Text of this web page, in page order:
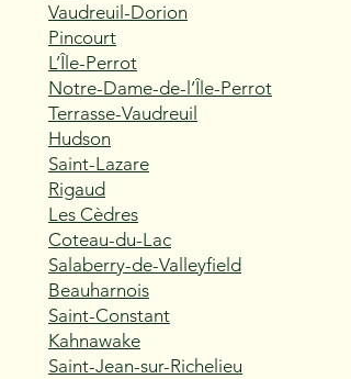
Vaudreuil-Dorion
Pincourt
L’Île-Perrot
Notre-Dame-de-l’Île-Perrot
Terrasse-Vaudreuil
Hudson
Saint-Lazare
Rigaud
Les Cèdres
Coteau-du-Lac
Salaberry-de-Valleyfield
Beauharnois
Saint-Constant
Kahnawake
Saint-Jean-sur-Richelieu